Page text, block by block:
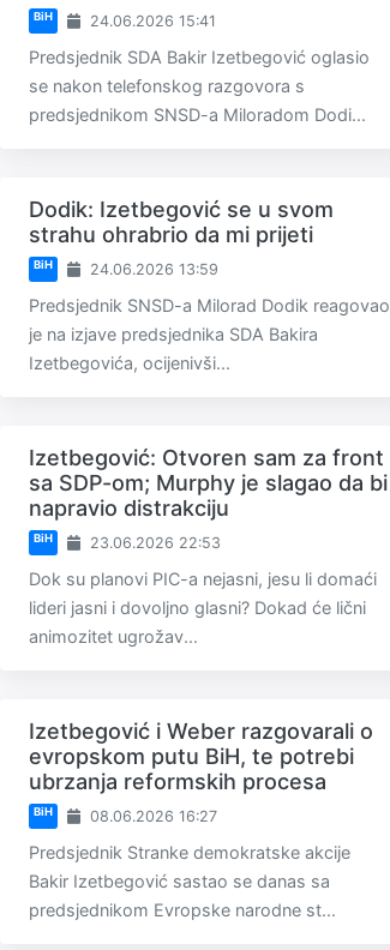
BiH 24.06.2026 15:41
Predsjednik SDA Bakir Izetbegović oglasio
se nakon telefonskog razgovora s
predsjednikom SNSD-a Miloradom Dodi...
Dodik: Izetbegović se u svom
strahu ohrabrio da mi prijeti
BiH 24.06.2026 13:59
Predsjednik SNSD-a Milorad Dodik reagovao
je na izjave predsjednika SDA Bakira
Izetbegovića, ocijenivši...
Izetbegović: Otvoren sam za front
sa SDP-om; Murphy je slagao da bi
napravio distrakciju
BiH 23.06.2026 22:53
Dok su planovi PIC-a nejasni, jesu li domaći
lideri jasni i dovoljno glasni? Dokad će lični
animozitet ugrožav...
Izetbegović i Weber razgovarali o
evropskom putu BiH, te potrebi
ubrzanja reformskih procesa
BiH 08.06.2026 16:27
Predsjednik Stranke demokratske akcije
Bakir Izetbegović sastao se danas sa
predsjednikom Evropske narodne st...